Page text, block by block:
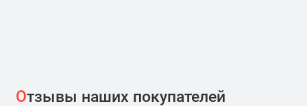
Отзывы наших покупателей